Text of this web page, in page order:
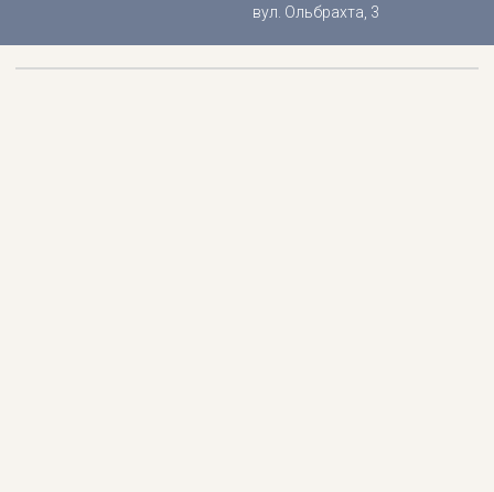
вул. Ольбрахта, 3